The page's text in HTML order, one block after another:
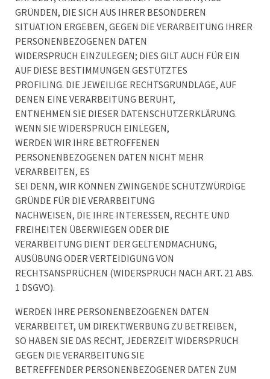
GRÜNDEN, DIE SICH AUS IHRER BESONDEREN
SITUATION ERGEBEN, GEGEN DIE VERARBEITUNG IHRER
PERSONENBEZOGENEN DATEN
WIDERSPRUCH EINZULEGEN; DIES GILT AUCH FÜR EIN
AUF DIESE BESTIMMUNGEN GESTÜTZTES
PROFILING. DIE JEWEILIGE RECHTSGRUNDLAGE, AUF
DENEN EINE VERARBEITUNG BERUHT,
ENTNEHMEN SIE DIESER DATENSCHUTZERKLÄRUNG.
WENN SIE WIDERSPRUCH EINLEGEN,
WERDEN WIR IHRE BETROFFENEN
PERSONENBEZOGENEN DATEN NICHT MEHR
VERARBEITEN, ES
SEI DENN, WIR KÖNNEN ZWINGENDE SCHUTZWÜRDIGE
GRÜNDE FÜR DIE VERARBEITUNG
NACHWEISEN, DIE IHRE INTERESSEN, RECHTE UND
FREIHEITEN ÜBERWIEGEN ODER DIE
VERARBEITUNG DIENT DER GELTENDMACHUNG,
AUSÜBUNG ODER VERTEIDIGUNG VON
RECHTSANSPRÜCHEN (WIDERSPRUCH NACH ART. 21 ABS.
1 DSGVO).
WERDEN IHRE PERSONENBEZOGENEN DATEN
VERARBEITET, UM DIREKTWERBUNG ZU BETREIBEN,
SO HABEN SIE DAS RECHT, JEDERZEIT WIDERSPRUCH
GEGEN DIE VERARBEITUNG SIE
BETREFFENDER PERSONENBEZOGENER DATEN ZUM